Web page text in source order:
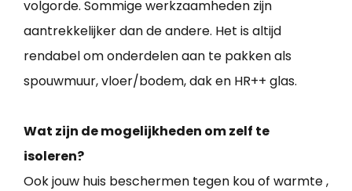
volgorde. Sommige werkzaamheden zijn
aantrekkelijker dan de andere. Het is altijd
rendabel om onderdelen aan te pakken als
spouwmuur, vloer/bodem, dak en HR++ glas.
Wat zijn de mogelijkheden om zelf te
isoleren?
Ook jouw huis beschermen tegen kou of warmte ,